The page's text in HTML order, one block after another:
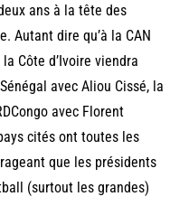
ans à la tête des
Autant dire qu’à la CAN
Côte d’Ivoire viendra
avec Aliou Cissé, la
avec Florent
cités ont toutes les
que les présidents
(surtout les grandes)